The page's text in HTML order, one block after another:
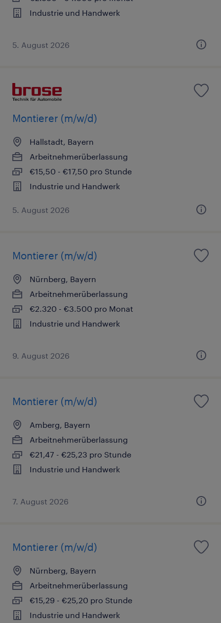
Industrie und Handwerk
5. August 2026
Montierer (m/w/d)
Hallstadt, Bayern
Arbeitnehmerüberlassung
€15,50 - €17,50 pro Stunde
Industrie und Handwerk
5. August 2026
Montierer (m/w/d)
Nürnberg, Bayern
Arbeitnehmerüberlassung
€2.320 - €3.500 pro Monat
Industrie und Handwerk
9. August 2026
Montierer (m/w/d)
Amberg, Bayern
Arbeitnehmerüberlassung
€21,47 - €25,23 pro Stunde
Industrie und Handwerk
7. August 2026
Montierer (m/w/d)
Nürnberg, Bayern
Arbeitnehmerüberlassung
€15,29 - €25,20 pro Stunde
Industrie und Handwerk